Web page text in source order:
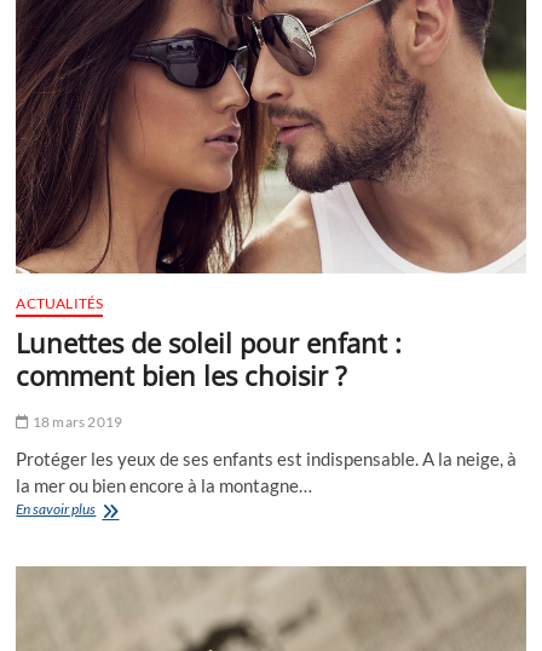
location
?
ACTUALITÉS
Lunettes de soleil pour enfant :
comment bien les choisir ?
18 mars 2019
Protéger les yeux de ses enfants est indispensable. A la neige, à
la mer ou bien encore à la montagne…
En savoir plusLunettes
pour